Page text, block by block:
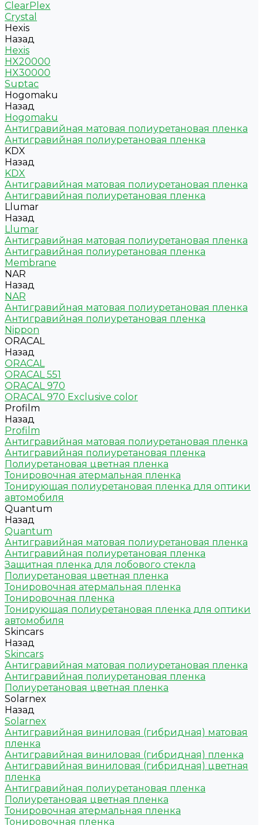
ClearPlex
Crystal
Hexis
Назад
Hexis
HX20000
HX30000
Suptac
Hogomaku
Назад
Hogomaku
Антигравийная матовая полиуретановая пленка
Антигравийная полиуретановая пленка
KDX
Назад
KDX
Антигравийная матовая полиуретановая пленка
Антигравийная полиуретановая пленка
Llumar
Назад
Llumar
Антигравийная матовая полиуретановая пленка
Антигравийная полиуретановая пленка
Membrane
NAR
Назад
NAR
Антигравийная матовая полиуретановая пленка
Антигравийная полиуретановая пленка
Nippon
ORACAL
Назад
ORACAL
ORACAL 551
ORACAL 970
ORACAL 970 Exclusive color
Profilm
Назад
Profilm
Антигравийная матовая полиуретановая пленка
Антигравийная полиуретановая пленка
Полиуретановая цветная пленка
Тонировочная атермальная пленка
Тонирующая полиуретановая пленка для оптики
автомобиля
Quantum
Назад
Quantum
Антигравийная матовая полиуретановая пленка
Антигравийная полиуретановая пленка
Защитная пленка для лобового стекла
Полиуретановая цветная пленка
Тонировочная атермальная пленка
Тонировочная пленка
Тонирующая полиуретановая пленка для оптики
автомобиля
Skincars
Назад
Skincars
Антигравийная матовая полиуретановая пленка
Антигравийная полиуретановая пленка
Полиуретановая цветная пленка
Solarnex
Назад
Solarnex
Антигравийная виниловая (гибридная) матовая
пленка
Антигравийная виниловая (гибридная) пленка
Антигравийная виниловая (гибридная) цветная
пленка
Антигравийная полиуретановая пленка
Полиуретановая цветная пленка
Тонировочная атермальная пленка
Тонировочная пленка